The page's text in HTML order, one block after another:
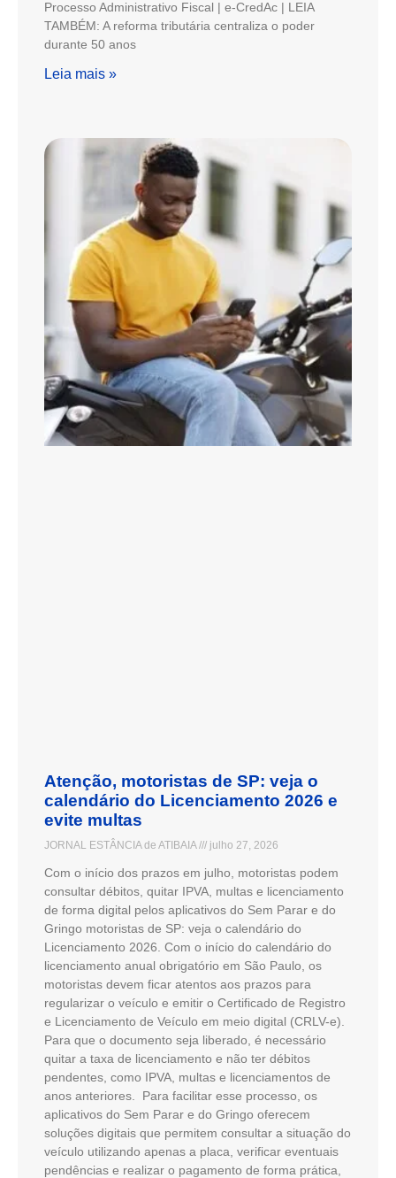
Processo Administrativo Fiscal | e-CredAc | LEIA
TAMBÉM: A reforma tributária centraliza o poder
durante 50 anos
Leia mais »
Atenção, motoristas de SP: veja o
calendário do Licenciamento 2026 e
evite multas
JORNAL ESTÂNCIA de ATIBAIA julho 27, 2026
Com o início dos prazos em julho, motoristas podem
consultar débitos, quitar IPVA, multas e licenciamento
de forma digital pelos aplicativos do Sem Parar e do
Gringo motoristas de SP: veja o calendário do
Licenciamento 2026. Com o início do calendário do
licenciamento anual obrigatório em São Paulo, os
motoristas devem ficar atentos aos prazos para
regularizar o veículo e emitir o Certificado de Registro
e Licenciamento de Veículo em meio digital (CRLV-e).
Para que o documento seja liberado, é necessário
quitar a taxa de licenciamento e não ter débitos
pendentes, como IPVA, multas e licenciamentos de
anos anteriores. Para facilitar esse processo, os
aplicativos do Sem Parar e do Gringo oferecem
soluções digitais que permitem consultar a situação do
veículo utilizando apenas a placa, verificar eventuais
pendências e realizar o pagamento de forma prática,